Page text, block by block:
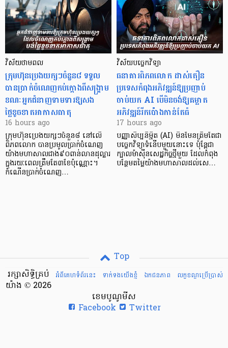
វិស័យថាមពល
ក្រុមហ៊ុនប្រេងយក្សៗចំនួន៨ ទទួល
បានប្រាក់ចំណេញកប់ក្តោងពីសង្គ្រាម
ខណៈអ្នកជំនាញទាមទារឱ្យសង
ថ្លៃខូចខាតអាកាសធាតុ
16 hours ago
ក្រុមហ៊ុនប្រេងយក្សៗចំនួន៨ នៅលើ
ពិភពលោក បានប្រមូលប្រាក់ចំណេញ
យ៉ាងមហាសាលជាង៩០ពាន់លានដុល្លារ
ក្នុងរយៈពេលត្រឹមតែ៣ខែប៉ុណ្ណោះ។
កំណើនប្រាក់ចំណេញ…
វិស័យបច្ចេកវិទ្យា
ធនាគារពិភពលោក ដាស់តឿន
ប្រទេសកំពុងអភិវឌ្ឍន៍ឱ្យប្រញាប់
ចាប់យក AI បើមិនចង់ឱ្យគម្លាត
អភិវឌ្ឍន៍រីកប៉ោងកាន់តែធំ
17 hours ago
បញ្ញាសិប្បនិម្មិត (AI) មិនមែនត្រឹមតែជា
បច្ចេកវិទ្យាទំនើបមួយនោះទេ ប៉ុន្តែជា
ក្បាលម៉ាស៊ីនសេដ្ឋកិច្ចថ្មីមួយ ដែលកំពុង
បន្ថែមតម្លៃយ៉ាងមហាសាលដល់សេ…
Top
អំពីគេហទំព័រនេះ
ទាក់ទងយើងខ្ញំ ឯកជនភាព លក្ខខណ្ឌ​ប្រើ​ប្រាស់
រក្សាសិទ្ធិគ្រប់
យ៉ាង © 2026
ខេមបូណូមីស
Facebook
Twitter